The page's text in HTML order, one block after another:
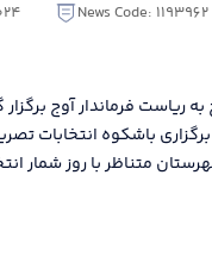
News Code: 1193962
ریاست فرماندار آوج
باشکوه انتخابات